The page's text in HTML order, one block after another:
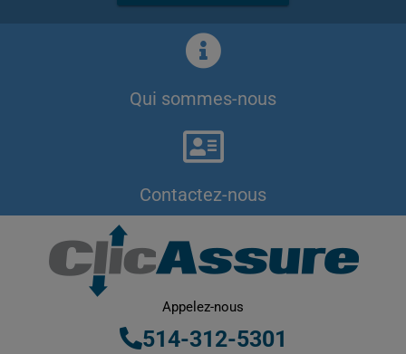
Qui sommes-nous
Contactez-nous
Appelez-nous
514-312-5301